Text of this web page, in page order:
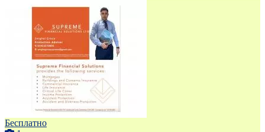
Бесплатно